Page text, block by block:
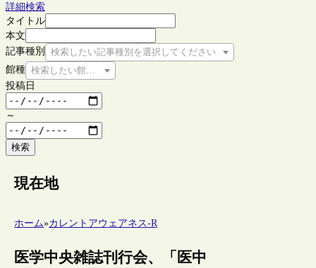
詳細検索
タイトル
本文
記事種別
検索したい記事種別を選択してください
館種 検索したい館種を選択してください
投稿日
～
検索
現在地
ホーム»カレントアウェアネス-R
医学中央雑誌刊行会、「医中